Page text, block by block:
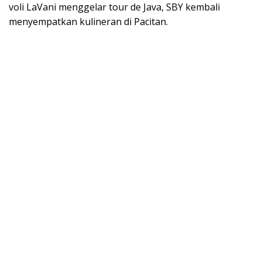
voli LaVani menggelar tour de Java, SBY kembali
menyempatkan kulineran di Pacitan.